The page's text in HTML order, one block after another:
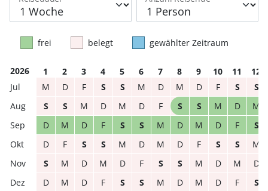
frei belegt gewählter Zeitraum
2026 1 2 3 4 5 6 7 8 9 10 11
12
M
D F S S M D M D F S
S
S
S M D M D F S S M D
M
D
M D F S S M D M D F
S
D
F S S M D M D F S S
M
S
M D M D F S S M D M
D
D
M D F S S M D M D F S